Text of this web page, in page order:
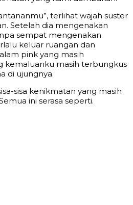
terlihat wajah suster
Setelah dia mengenakan
sempat mengenakan
keluar ruangan dan
pink yang masih
kemaluanku masih terbungkus
di ujungnya.
sisa kenikmatan yang masih
ini serasa seperti.